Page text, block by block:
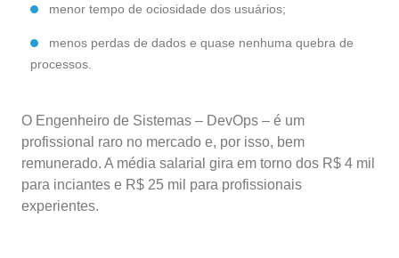
menor tempo de ociosidade dos usuários;
menos perdas de dados e quase nenhuma quebra de
processos.
O Engenheiro de Sistemas – DevOps – é um
profissional raro no mercado e, por isso, bem
remunerado. A média salarial gira em torno dos R$ 4 mil
para inciantes e R$ 25 mil para profissionais
experientes.